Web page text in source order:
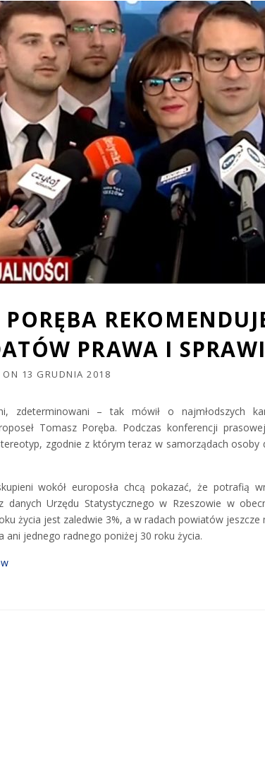
PRAWA I
ON 13 GRUDNIA 2018
zdeterminowani – tak mówił o najmłodszych
Tomasz Poręba. Podczas konferencji
zgodnie z którym teraz w samorządach
wokół europosła chcą pokazać, że potrafią
danych Urzędu Statystycznego w Rzeszowie w
życia jest zaledwie 3%, a w radach powiatów
ani jednego radnego poniżej 30 roku życia.